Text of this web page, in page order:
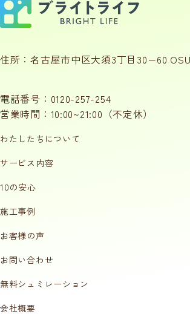
住所：名古屋市中区大須3丁目30−60
電話番号： 0120-257-254
営業時間：10:00~21:00（不定休）
わたしたちについて
サービス内容
10の安心
施工事例
お客様の声
お問い合わせ
無料シュミレーション
会社概要